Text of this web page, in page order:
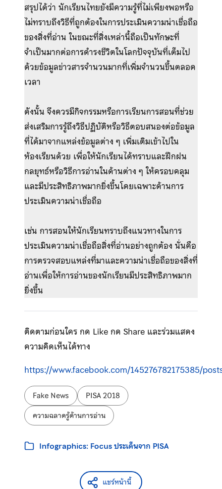
สรุปได้ว่า นักเรียนไทยยังมีความรู้ที่ไม่เพียงพอหรือ
ไม่ทราบถึงวิธีที่ถูกต้องในการประเมินความน่าเชื่อถือ
ของสิ่งที่อ่าน ในขณะที่สิ่งเหล่านี้ถือเป็นทักษะที่
จำเป็นมากต่อการดำรงชีวิตในโลกปัจจุบันที่เต็มไป
ด้วยข้อมูลข่าวสารจำนวนมากที่เพิ่มจำนวนขึ้นตลอด
เวลา
ดังนั้น จึงควรมีกิจกรรมหรือการเรียนการสอนที่ช่วย
ส่งเสริมการรู้ถึงวิธีปฏิบัติหรือวิธีตอบสนองต่อข้อมูล
ที่ได้มาจากแหล่งข้อมูลต่าง ๆ เพิ่มเติมเข้าไปใน
ห้องเรียนด้วย เพื่อให้นักเรียนได้ทราบและฝึกฝน
กลยุทธ์หรือวิธีการอ่านในด้านต่าง ๆ ให้ครอบคลุม
และมีประสิทธิภาพมากยิ่งขึ้นโดยเฉพาะด้านการ
ประเมินความน่าเชื่อถือ
เช่น การสอนให้นักเรียนทราบถึงแนวทางในการ
ประเมินความน่าเชื่อถือสิ่งที่อ่านอย่างถูกต้อง นั่นคือ
การตรวจสอบแหล่งที่มาและความน่าเชื่อถือของสิ่งที่
อ่านเพื่อให้การอ่านของนักเรียนมีประสิทธิภาพมาก
ยิ่งขึ้น
ติดตามก่อนใคร กด Like กด Share และร่วมแสดง
ความคิดเห็นได้ทาง
https://www.facebook.com/145276782175385/
ป้ายกำกับ:
Fake News
PISA 2018
ความฉลาดรู้ด้านการอ่าน
หมวดหมู่:
Infographics: Focus ประเด็นจาก PISA
แชร์หน้านี้